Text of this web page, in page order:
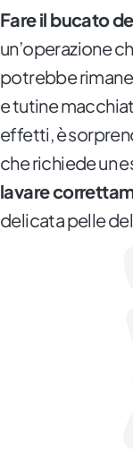
Fare il bucato
un’operazione
potrebbe
e tutine
effetti, è
che richiede un
lavare
delicata pelle